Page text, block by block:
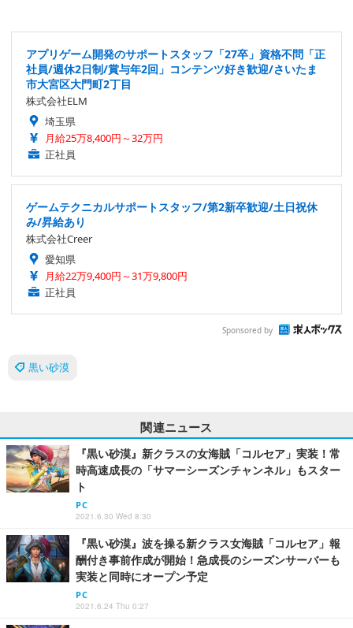
アプリゲーム開発のサポートスタッフ「27卒」資格不問「正
社員/週休2日制/賞与年2回」コンテンツ好き歓迎/さいたま
市大宮区大門町2丁目
株式会社ELM
埼玉県
月給25万8,400円～32万円
正社員
ゲームテクニカルサポートスタッフ/第2新卒歓迎/土日祝休
み/昇給あり
株式会社Creer
愛知県
月給22万9,400円～31万9,800円
正社員
Sponsored by
黒い砂漠
関連ニュース
『黒い砂漠』新クラスの女海賊「コルセア」実装！常
時高速成長の「サマーシーズンチャンネル」もスター
ト
PC
2021.6.30 Wed 8:30
『黒い砂漠』波を操る新クラス女海賊「コルセア」報
酬付き事前作成が開始！急成長のシーズンサーバーも
実装と同時にオープン予定
PC
2021.6.24 Thu 0:27